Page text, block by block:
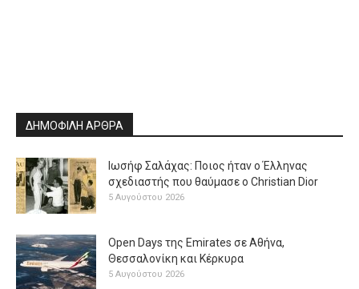
ΔΗΜΟΦΙΛΗ ΑΡΘΡΑ
Ιωσήφ Σαλάχας: Ποιος ήταν ο Έλληνας
σχεδιαστής που θαύμασε ο Christian Dior
5 Αυγούστου 2026
Open Days της Emirates σε Αθήνα,
Θεσσαλονίκη και Κέρκυρα
5 Αυγούστου 2026